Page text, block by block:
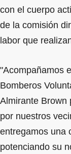
con el cuerpo
de la comisión
labor que
"Acompañamos
Bomberos
Almirante Brown
por nuestros
entregamos una
potenciando su